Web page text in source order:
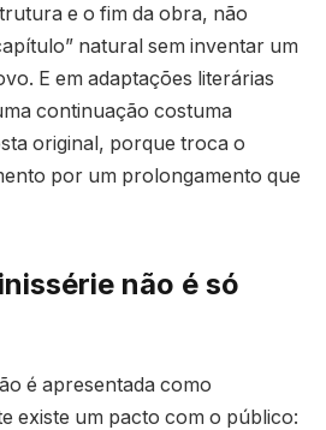
e o fim da obra, não
natural sem inventar um
E em adaptações literárias
continuação costuma
original, porque troca o
por um prolongamento que
não é só
é apresentada como
existe um pacto com o público: